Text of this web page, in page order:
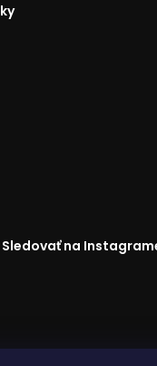
Sledovať na